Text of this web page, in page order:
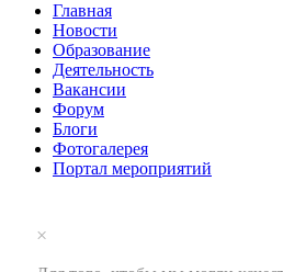
Главная
Новости
Образование
Деятельность
Вакансии
Форум
Блоги
Фотогалерея
Портал мероприятий
×